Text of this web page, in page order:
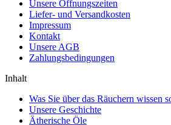
Unsere Öffnungszeiten
Liefer- und Versandkosten
Impressum
Kontakt
Unsere AGB
Zahlungsbedingungen
Inhalt
Was Sie über das Räuchern wissen
Unsere Geschichte
Ätherische Öle